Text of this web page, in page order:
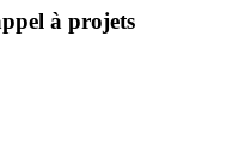
à projets